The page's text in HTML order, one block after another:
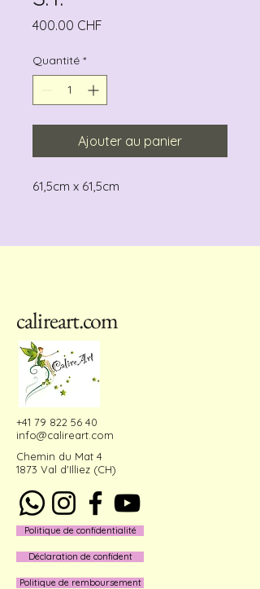
400.00 CHF
Quantité *
Ajouter au panier
61,5cm x 61,5cm
calireart.com
+41 79 822 56 40
info@calireart.com
Chemin du Mat 4
1873 Val d'Illiez (CH)
Politique de confidentialité
Déclaration de confident
Politique de remboursement